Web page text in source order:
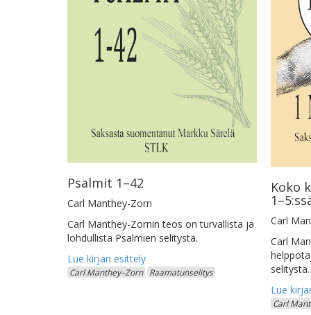
Psalmit 1–42
Carl Manthey-Zorn
Carl Manthey-Zornin teos on turvallista ja
lohdullista Psalmien selitystä.
Carl Manthey–Zorn Raamatunselitys
Koko
Carl
Carl
selitystä.
Carl